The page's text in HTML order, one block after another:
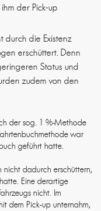
der Pick-up
durch die Existenz
erschüttert. Denn
Status und
zudem von den
der sog. 1 %-Methode
war
geführt hatte.
nicht dadurch erschüttern,
Eine derartige
nicht. Im
dem Pick-up unternahm,